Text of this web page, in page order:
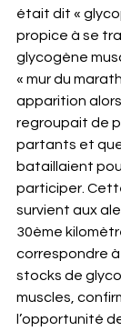
était dit «
propice à se
glycogène
« mur du
apparition
regroupait de
partants et
bataillaient
participer.
survient aux
30ème
correspondre à
stocks de
muscles,
l’opportunité